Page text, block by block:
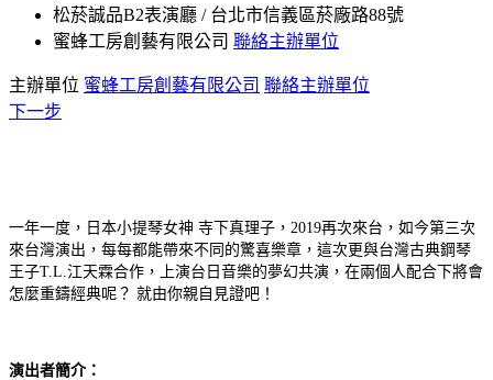
松菸誠品B2表演廳 / 台北市信義區菸廠路88號
蜜蜂工房創藝有限公司 聯絡主辦單位
主辦單位 蜜蜂工房創藝有限公司 聯絡主辦單位
下一步
一年一度，日本小提琴女神 寺下真理子，2019再次來台，如今第三次
來台灣演出，每每都能帶來不同的驚喜樂章，這次更與台灣古典鋼琴
王子T.L.江天霖合作，上演台日音樂的夢幻共演，在兩個人配合下將會
怎麼重鑄經典呢？ 就由你親自見證吧！
演出者簡介：